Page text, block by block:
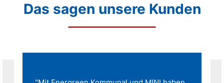
Das sagen unsere Kunden